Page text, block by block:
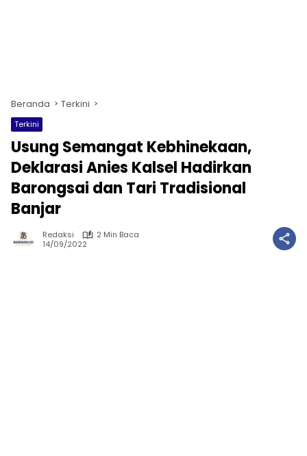
Beranda Terkini
Terkini
Usung Semangat Kebhinekaan,
Deklarasi Anies Kalsel Hadirkan
Barongsai dan Tari Tradisional
Banjar
Redaksi
2 Min Baca
14/09/2022